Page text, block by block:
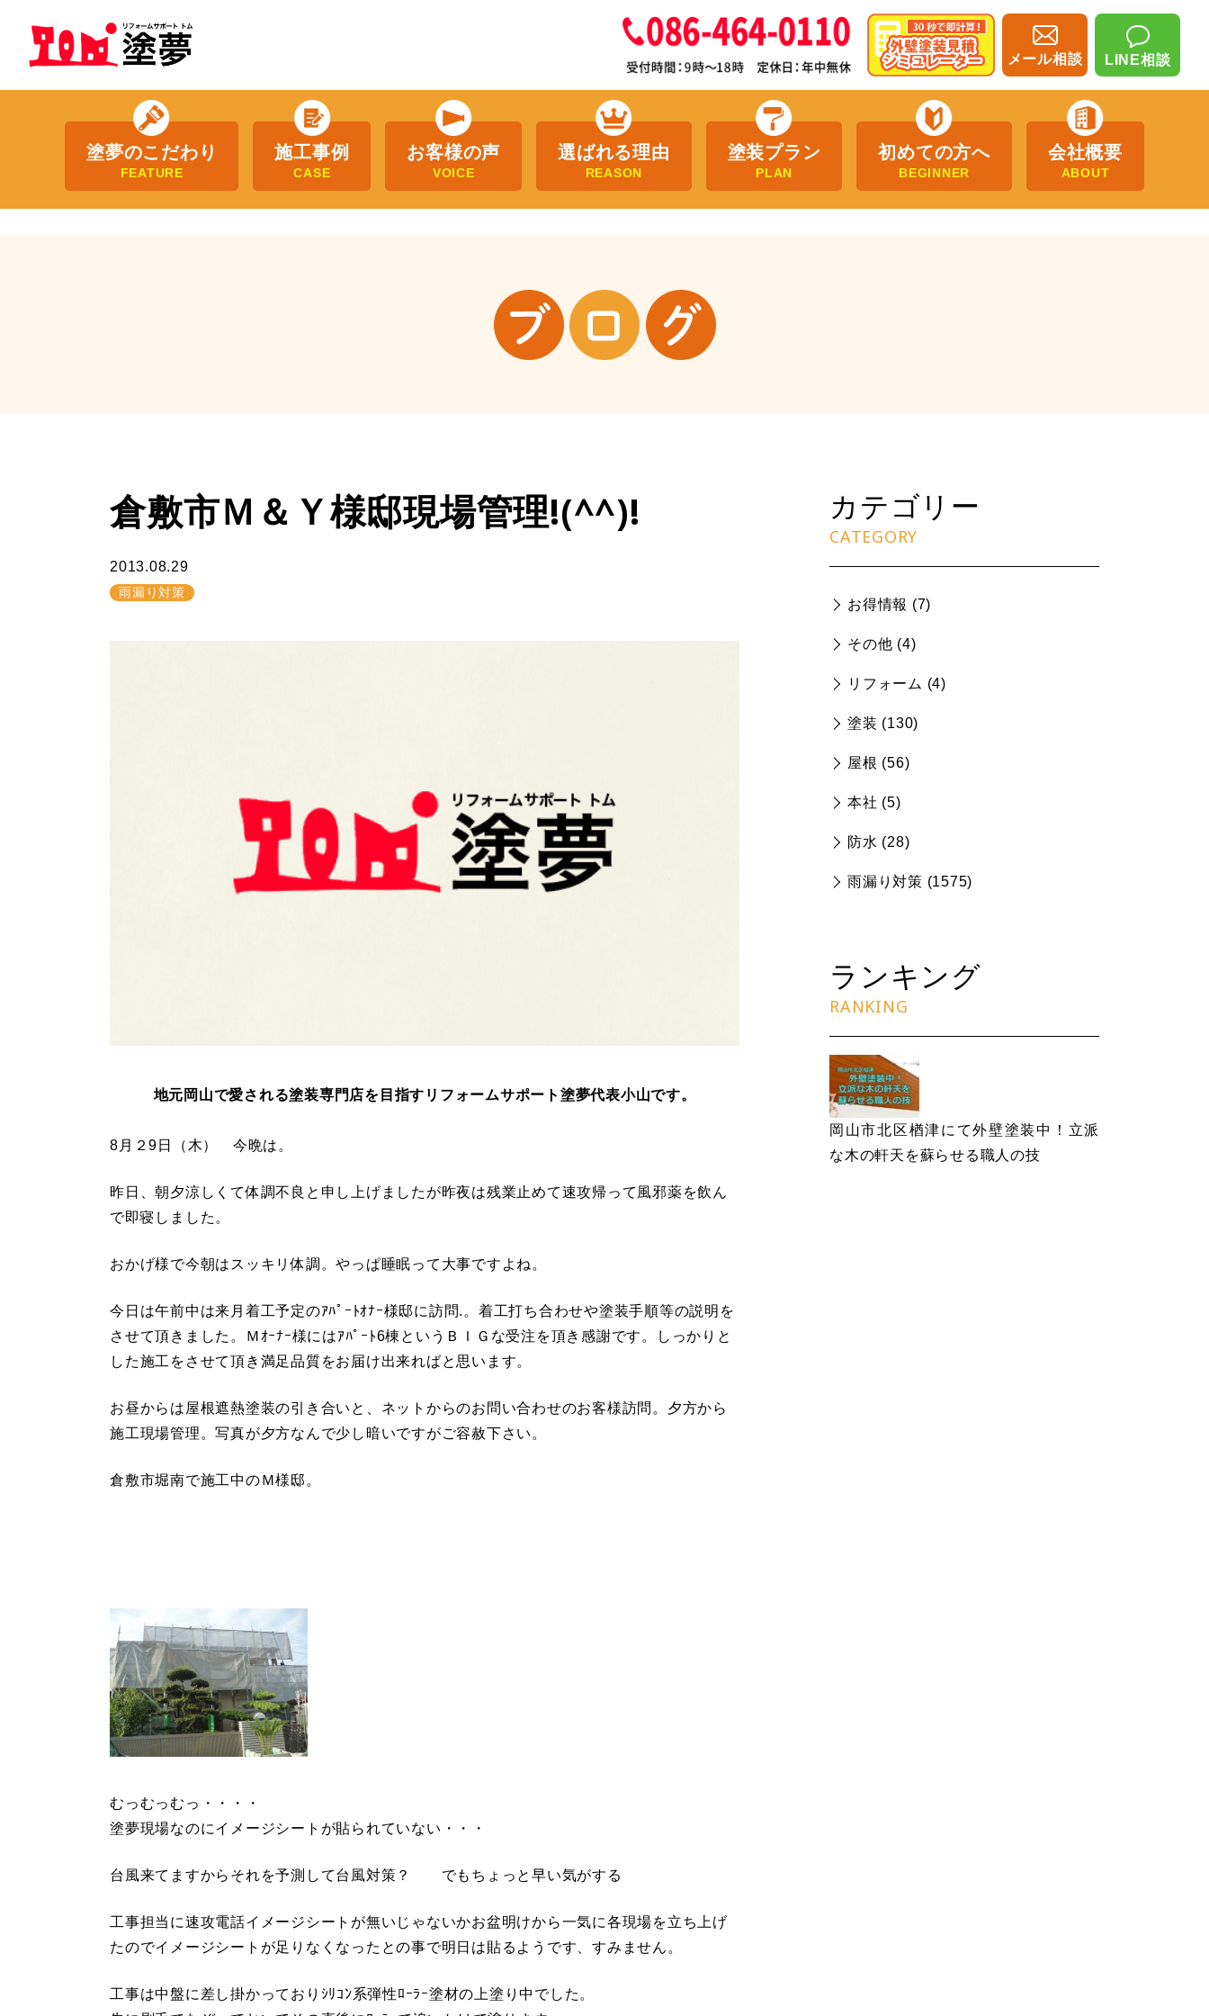
メール相談 LINE相談
塗夢のこだわり
FEATURE
施工事例
CASE
お客様の声
VOICE
選ばれる理由
REASON
塗装プラン
PLAN
初めての方へ
BEGINNER
会社概要
ABOUT
倉敷市Ｍ＆Ｙ様邸現場管理!(^^)!
2013.08.29
雨漏り対策
地元岡山で愛される塗装専門店を目指すリフォームサポート塗夢代表小山です。
8月２9日（木） 今晩は。
昨日、朝夕涼しくて体調不良と申し上げましたが昨夜は残業止めて速攻帰って風邪薬を飲ん
で即寝しました。
おかげ様で今朝はスッキリ体調。やっぱ睡眠って大事ですよね。
今日は午前中は来月着工予定のｱﾊﾟｰﾄｵﾅｰ様邸に訪問.。着工打ち合わせや塗装手順等の説明を
させて頂きました。Ｍｵｰﾅｰ様にはｱﾊﾟｰﾄ6棟というＢＩＧな受注を頂き感謝です。しっかりと
した施工をさせて頂き満足品質をお届け出来ればと思います。
お昼からは屋根遮熱塗装の引き合いと、ネットからのお問い合わせのお客様訪問。夕方から
施工現場管理。写真が夕方なんで少し暗いですがご容赦下さい。
倉敷市堀南で施工中のＭ様邸。
むっむっむっ・・・・
塗夢現場なのにイメージシートが貼られていない・・・
台風来てますからそれを予測して台風対策？ でもちょっと早い気がする
工事担当に速攻電話イメージシートが無いじゃないかお盆明けから一気に各現場を立ち上げ
たのでイメージシートが足りなくなったとの事で明日は貼るようです、すみません。
工事は中盤に差し掛かっておりｼﾘｺﾝ系弾性ﾛｰﾗｰ塗材の上塗り中でした。
カテゴリー
CATEGORY
お得情報 (7)
その他 (4)
リフォーム (4)
塗装 (130)
屋根 (56)
本社 (5)
防水 (28)
雨漏り対策 (1575)
ランキング
RANKING
岡山市北区楢津にて外壁塗装中！立派
な木の軒天を蘇らせる職人の技